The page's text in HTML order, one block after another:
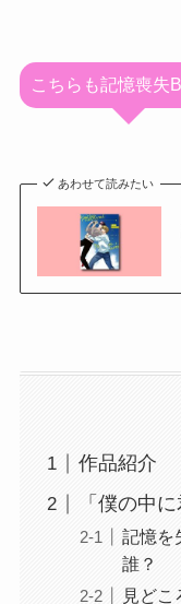
こちらも記憶喪失
あわせて読みたい
作品紹介
「僕の中
記憶を
誰？
見ど